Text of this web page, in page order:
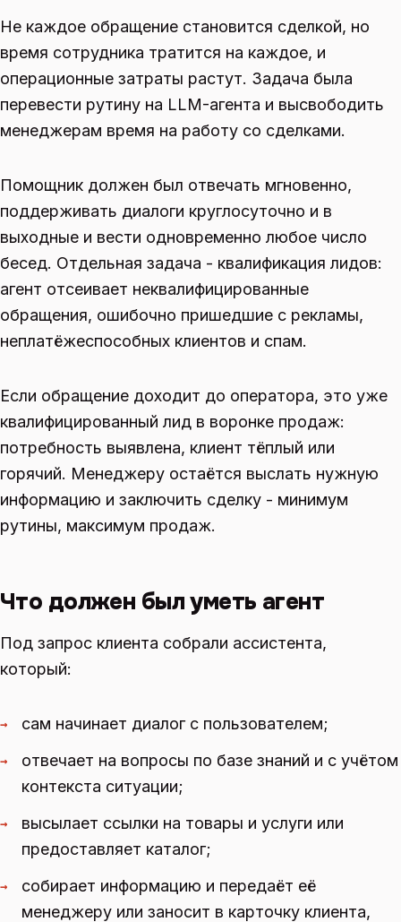
Не каждое обращение становится сделкой, но
время сотрудника тратится на каждое, и
операционные затраты растут. Задача была
перевести рутину на LLM-агента и высвободить
менеджерам время на работу со сделками.
Помощник должен был отвечать мгновенно,
поддерживать диалоги круглосуточно и в
выходные и вести одновременно любое число
бесед. Отдельная задача - квалификация лидов:
агент отсеивает неквалифицированные
обращения, ошибочно пришедшие с рекламы,
неплатёжеспособных клиентов и спам.
Если обращение доходит до оператора, это уже
квалифицированный лид в воронке продаж:
потребность выявлена, клиент тёплый или
горячий. Менеджеру остаётся выслать нужную
информацию и заключить сделку - минимум
рутины, максимум продаж.
Что должен был уметь агент
Под запрос клиента собрали ассистента,
который:
→ сам начинает диалог с пользователем;
→
отвечает на вопросы по базе знаний и с учётом
контекста ситуации;
→
высылает ссылки на товары и услуги или
предоставляет каталог;
→
собирает информацию и передаёт её
менеджеру или заносит в карточку клиента,